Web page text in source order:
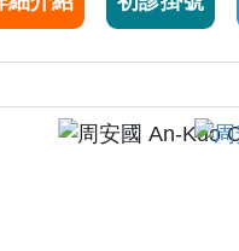
主持疼痛科業務，期間
任，並於2014年升格
主任。期間於2011年當